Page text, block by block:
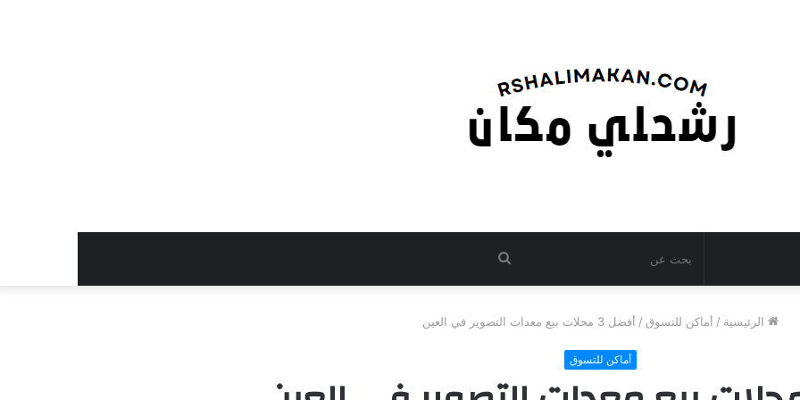
بحث
الرئيسية / أماكن للتسوق / أفضل 3 محلات بيع معدات التصوير في العين
أماكن للتسوق